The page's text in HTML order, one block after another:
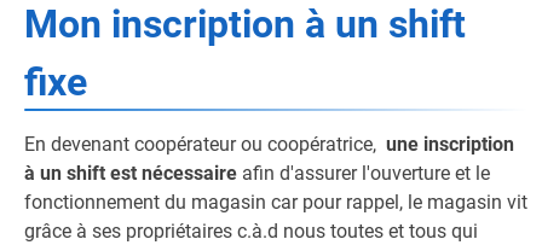
Mon inscription à un shift
fixe
En devenant coopérateur ou coopératrice, une inscription
à un shift est nécessaire afin d'assurer l'ouverture et le
fonctionnement du magasin car pour rappel, le magasin vit
grâce à ses propriétaires c.à.d nous toutes et tous qui